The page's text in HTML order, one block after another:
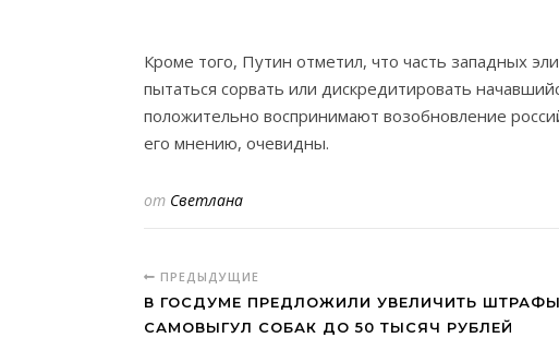
Кроме того, Путин отметил, что часть западных
пытаться сорвать или дискредитировать
положительно воспринимают возобновление
его мнению, очевидны.
от Светлана
ПРЕДЫДУЩИЕ
В ГОСДУМЕ ПРЕДЛОЖИЛИ УВЕЛИЧИТЬ
САМОВЫГУЛ СОБАК ДО 50 ТЫСЯЧ РУБЛЕЙ